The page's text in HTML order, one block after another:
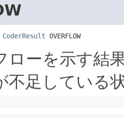
CoderResult OVERFLOW
ローを示す結
不足している